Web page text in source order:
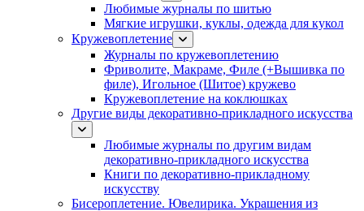
Любимые журналы по шитью
Мягкие игрушки, куклы, одежда для кукол
Кружевоплетение
Журналы по кружевоплетению
Фриволите, Макраме, Филе (+Вышивка по
филе), Игольное (Шитое) кружево
Кружевоплетение на коклюшках
Другие виды декоративно-прикладного искусства
Любимые журналы по другим видам
декоративно-прикладного искусства
Книги по декоративно-прикладному
искусству
Бисероплетение. Ювелирика. Украшения из